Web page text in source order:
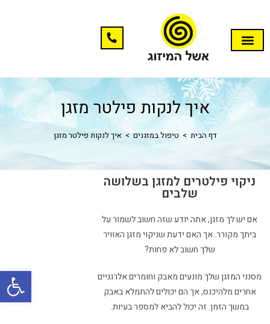
איך לנקות פילטר מזגן
דף הבית > טיפול במזגנים > איך לנקות פילטר מזגן
ניקוי פילטרים למזגן בשלושה
שלבים
אם יש לך מזגן, אתה יודע שזה חשוב לשמור על
ביתך מקורר. אך האם ידעת שניקוי מזגן האוויר
שלך חשוב לא פחות?
מסנני המזגן שלך מונעים מאבק וחומרים אלרגניים
אחרים מלהיכנס, אך הם יכולים להתמלא באבק
במשך הזמן. זה יכול להביא למספר בעיות.